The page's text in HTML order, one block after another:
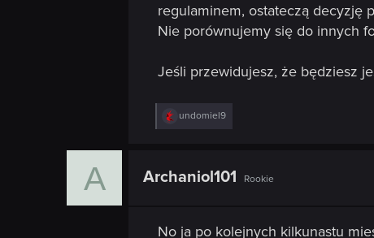
regulaminem, ostateczą decyzję
Nie porównujemy się do innych
Jeśli przewidujesz, że będziesz
R
e
i
undomiel9
A Archaniol101 Rookie
No ja po kolejnych kilkunastu